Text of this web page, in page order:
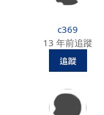
c369
13 年前追蹤